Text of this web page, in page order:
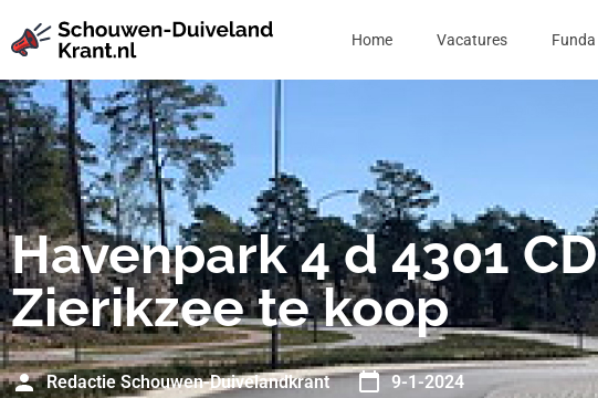
Home Vacatures Funda
Havenpark 4 d 4301 CD
Zierikzee te koop
Redactie Schouwen-Duivelandkrant 9-1-2024